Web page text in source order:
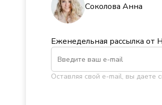
Соколова Анна
Еженедельная рассылка от
Оставляя свой e-mail, вы даете